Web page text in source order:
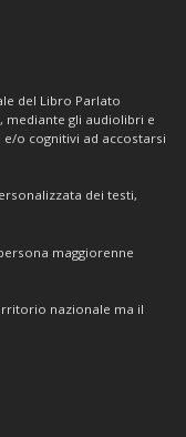
del Libro Parlato
mediante gli audiolibri e
o cognitivi ad accostarsi
dei testi,
maggiorenne
nazionale ma il